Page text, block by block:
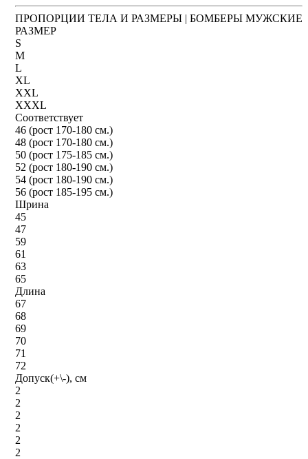
ПРОПОРЦИИ ТЕЛА И РАЗМЕРЫ | БОМБЕРЫ МУЖСКИЕ
РАЗМЕР
S
M
L
XL
XXL
XXXL
Соответствует
46 (рост 170-180 см.)
48 (рост 170-180 см.)
50 (рост 175-185 см.)
52 (рост 180-190 см.)
54 (рост 180-190 см.)
56 (рост 185-195 см.)
Шрина
45
47
59
61
63
65
Длина
67
68
69
70
71
72
Допуск(+\-), см
2
2
2
2
2
2